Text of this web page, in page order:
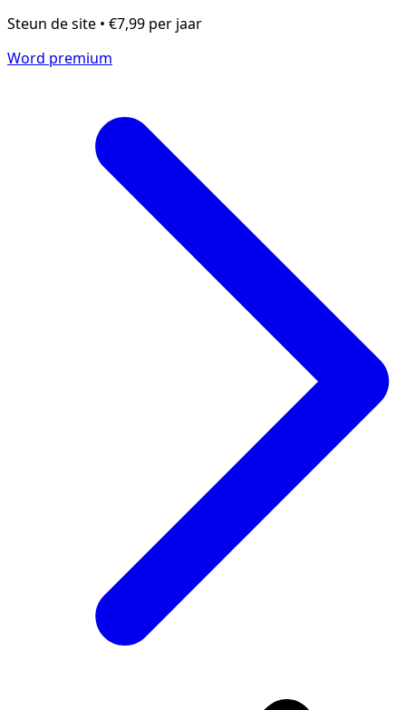
Steun de site • €7,99 per jaar
Word premium